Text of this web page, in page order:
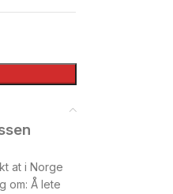
at i Norge
om: Å lete